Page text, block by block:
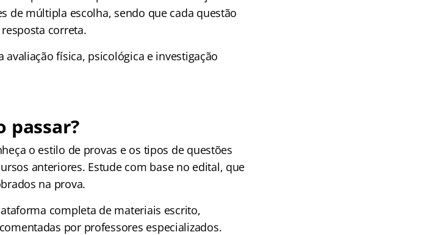
de múltipla escolha, sendo que cada questão
correta.
física, psicológica e investigação
passar?
o estilo de provas e os tipos de questões
anteriores. Estude com base no edital, que
na prova.
completa de materiais escrito,
por professores especializados.